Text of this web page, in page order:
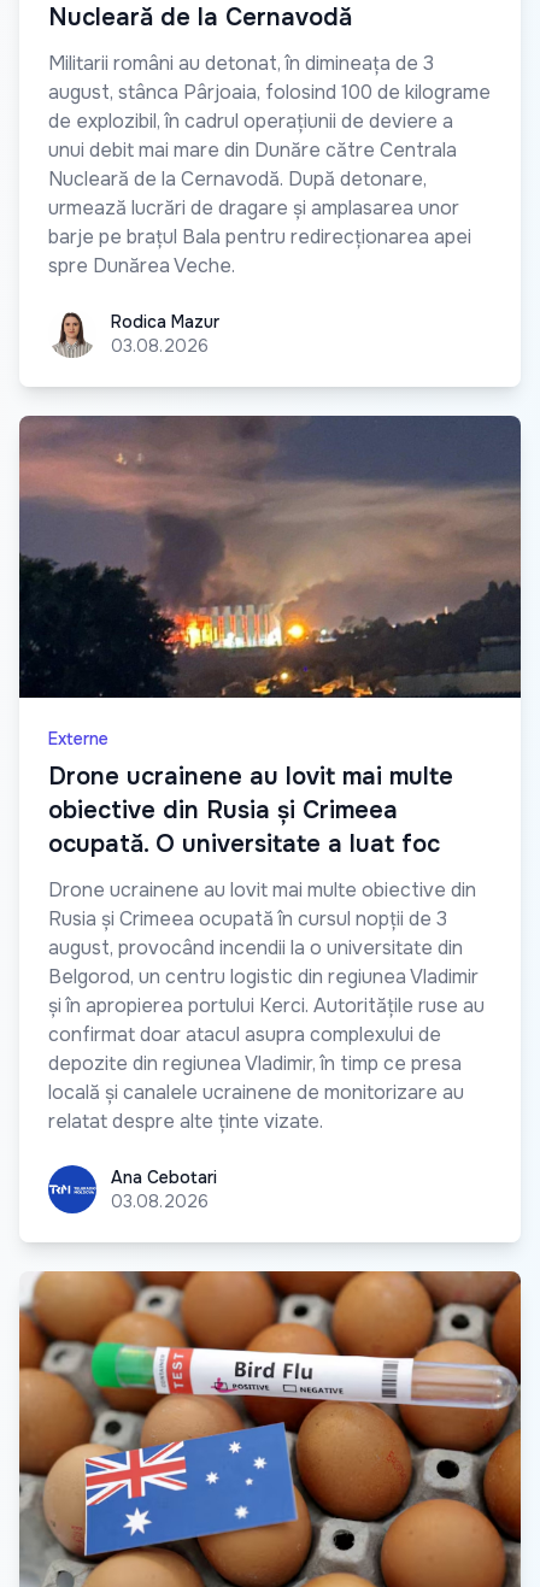
Nucleară de la Cernavodă
Militarii români au detonat, în dimineața de 3
august, stânca Pârjoaia, folosind 100 de kilograme
de explozibil, în cadrul operațiunii de deviere a
unui debit mai mare din Dunăre către Centrala
Nucleară de la Cernavodă. După detonare,
urmează lucrări de dragare și amplasarea unor
barje pe brațul Bala pentru redirecționarea apei
spre Dunărea Veche.
Rodica MazurRodica Mazur
03.08.2026
Externe
Drone ucrainene au lovit mai multe
obiective din Rusia și Crimeea
ocupată. O universitate a luat foc
Drone ucrainene au lovit mai multe obiective din
Rusia și Crimeea ocupată în cursul nopții de 3
august, provocând incendii la o universitate din
Belgorod, un centru logistic din regiunea Vladimir
și în apropierea portului Kerci. Autoritățile ruse au
confirmat doar atacul asupra complexului de
depozite din regiunea Vladimir, în timp ce presa
locală și canalele ucrainene de monitorizare au
relatat despre alte ținte vizate.
Ana CebotariAna Cebotari
03.08.2026